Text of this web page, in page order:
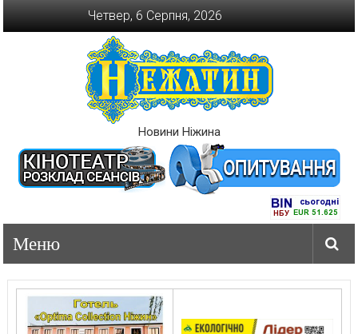
Четвер, 6 Серпня, 2026
Новини Ніжина